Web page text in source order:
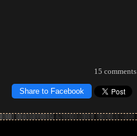
15 comments
Share to Facebook